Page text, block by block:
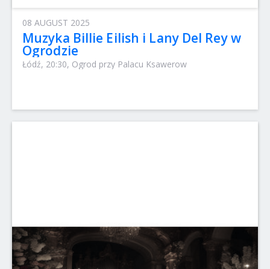
08 AUGUST 2025
Muzyka Billie Eilish i Lany Del Rey w
Ogrodzie
Łódź, 20:30, Ogrod przy Palacu Ksawerow